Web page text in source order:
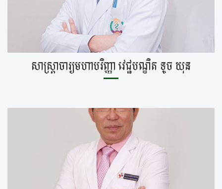
សាស្ត្រាចារ្យមហាបរិញ្ញា វេជ្ជបណ្ឌិត ទូច ឃុន